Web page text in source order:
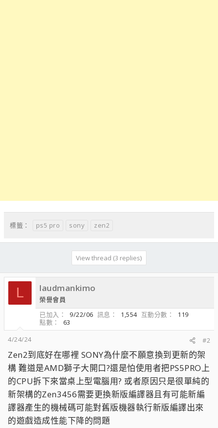
標籤： ps5 pro sony zen2
View thread (3 replies)
L laudmankimo
榮譽會員
已加入
9/22/06 訊息 1,554 互動分數
119
點數
63
4/24/24
#2
Zen2到底好在哪裡 SONY為什麼不願意換到更新的架
構 難道是AMD獅子大開口?還是怕使用者把PS5PRO上
的CPU拆下來當桌上型電腦用? 或者原因只是很單純的
新架構的Zen3456需要更換新版編譯器且有可能新編
譯器產生的機械碼可能對舊版機器執行新版編譯出來
的遊戲造成性能下降的問題